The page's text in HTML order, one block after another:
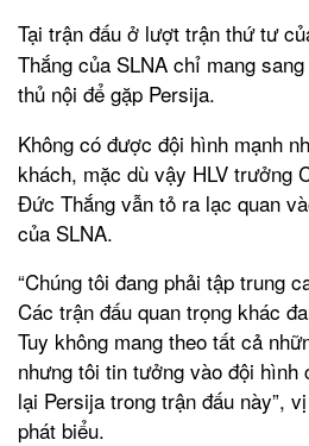
Tại trận đấu ở lượt trận thứ tư
Thắng của SLNA chỉ mang
thủ nội để gặp Persija.
Không có được đội hình mạnh
khách, mặc dù vậy HLV trưởng
Đức Thắng vẫn tỏ ra lạc quan
của SLNA.
“Chúng tôi đang phải tập trung
Các trận đấu quan trọng khác
Tuy không mang theo tất cả
nhưng tôi tin tưởng vào đội hình
lại Persija trong trận đấu này”,
phát biểu.